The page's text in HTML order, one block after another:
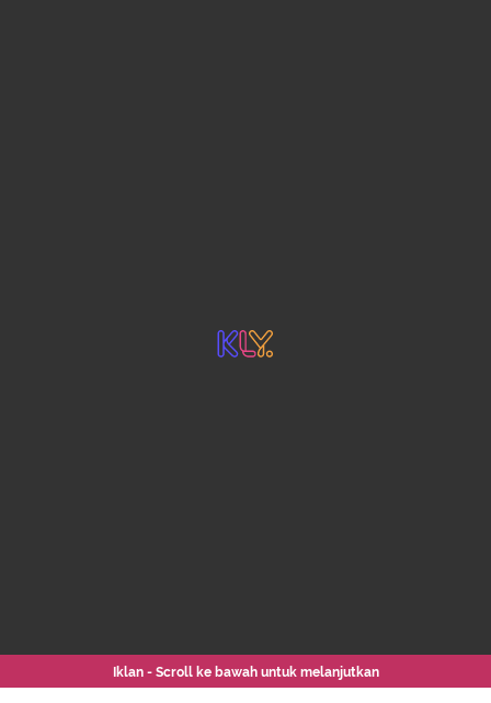
Iklan - Scroll ke bawah untuk melanjutkan